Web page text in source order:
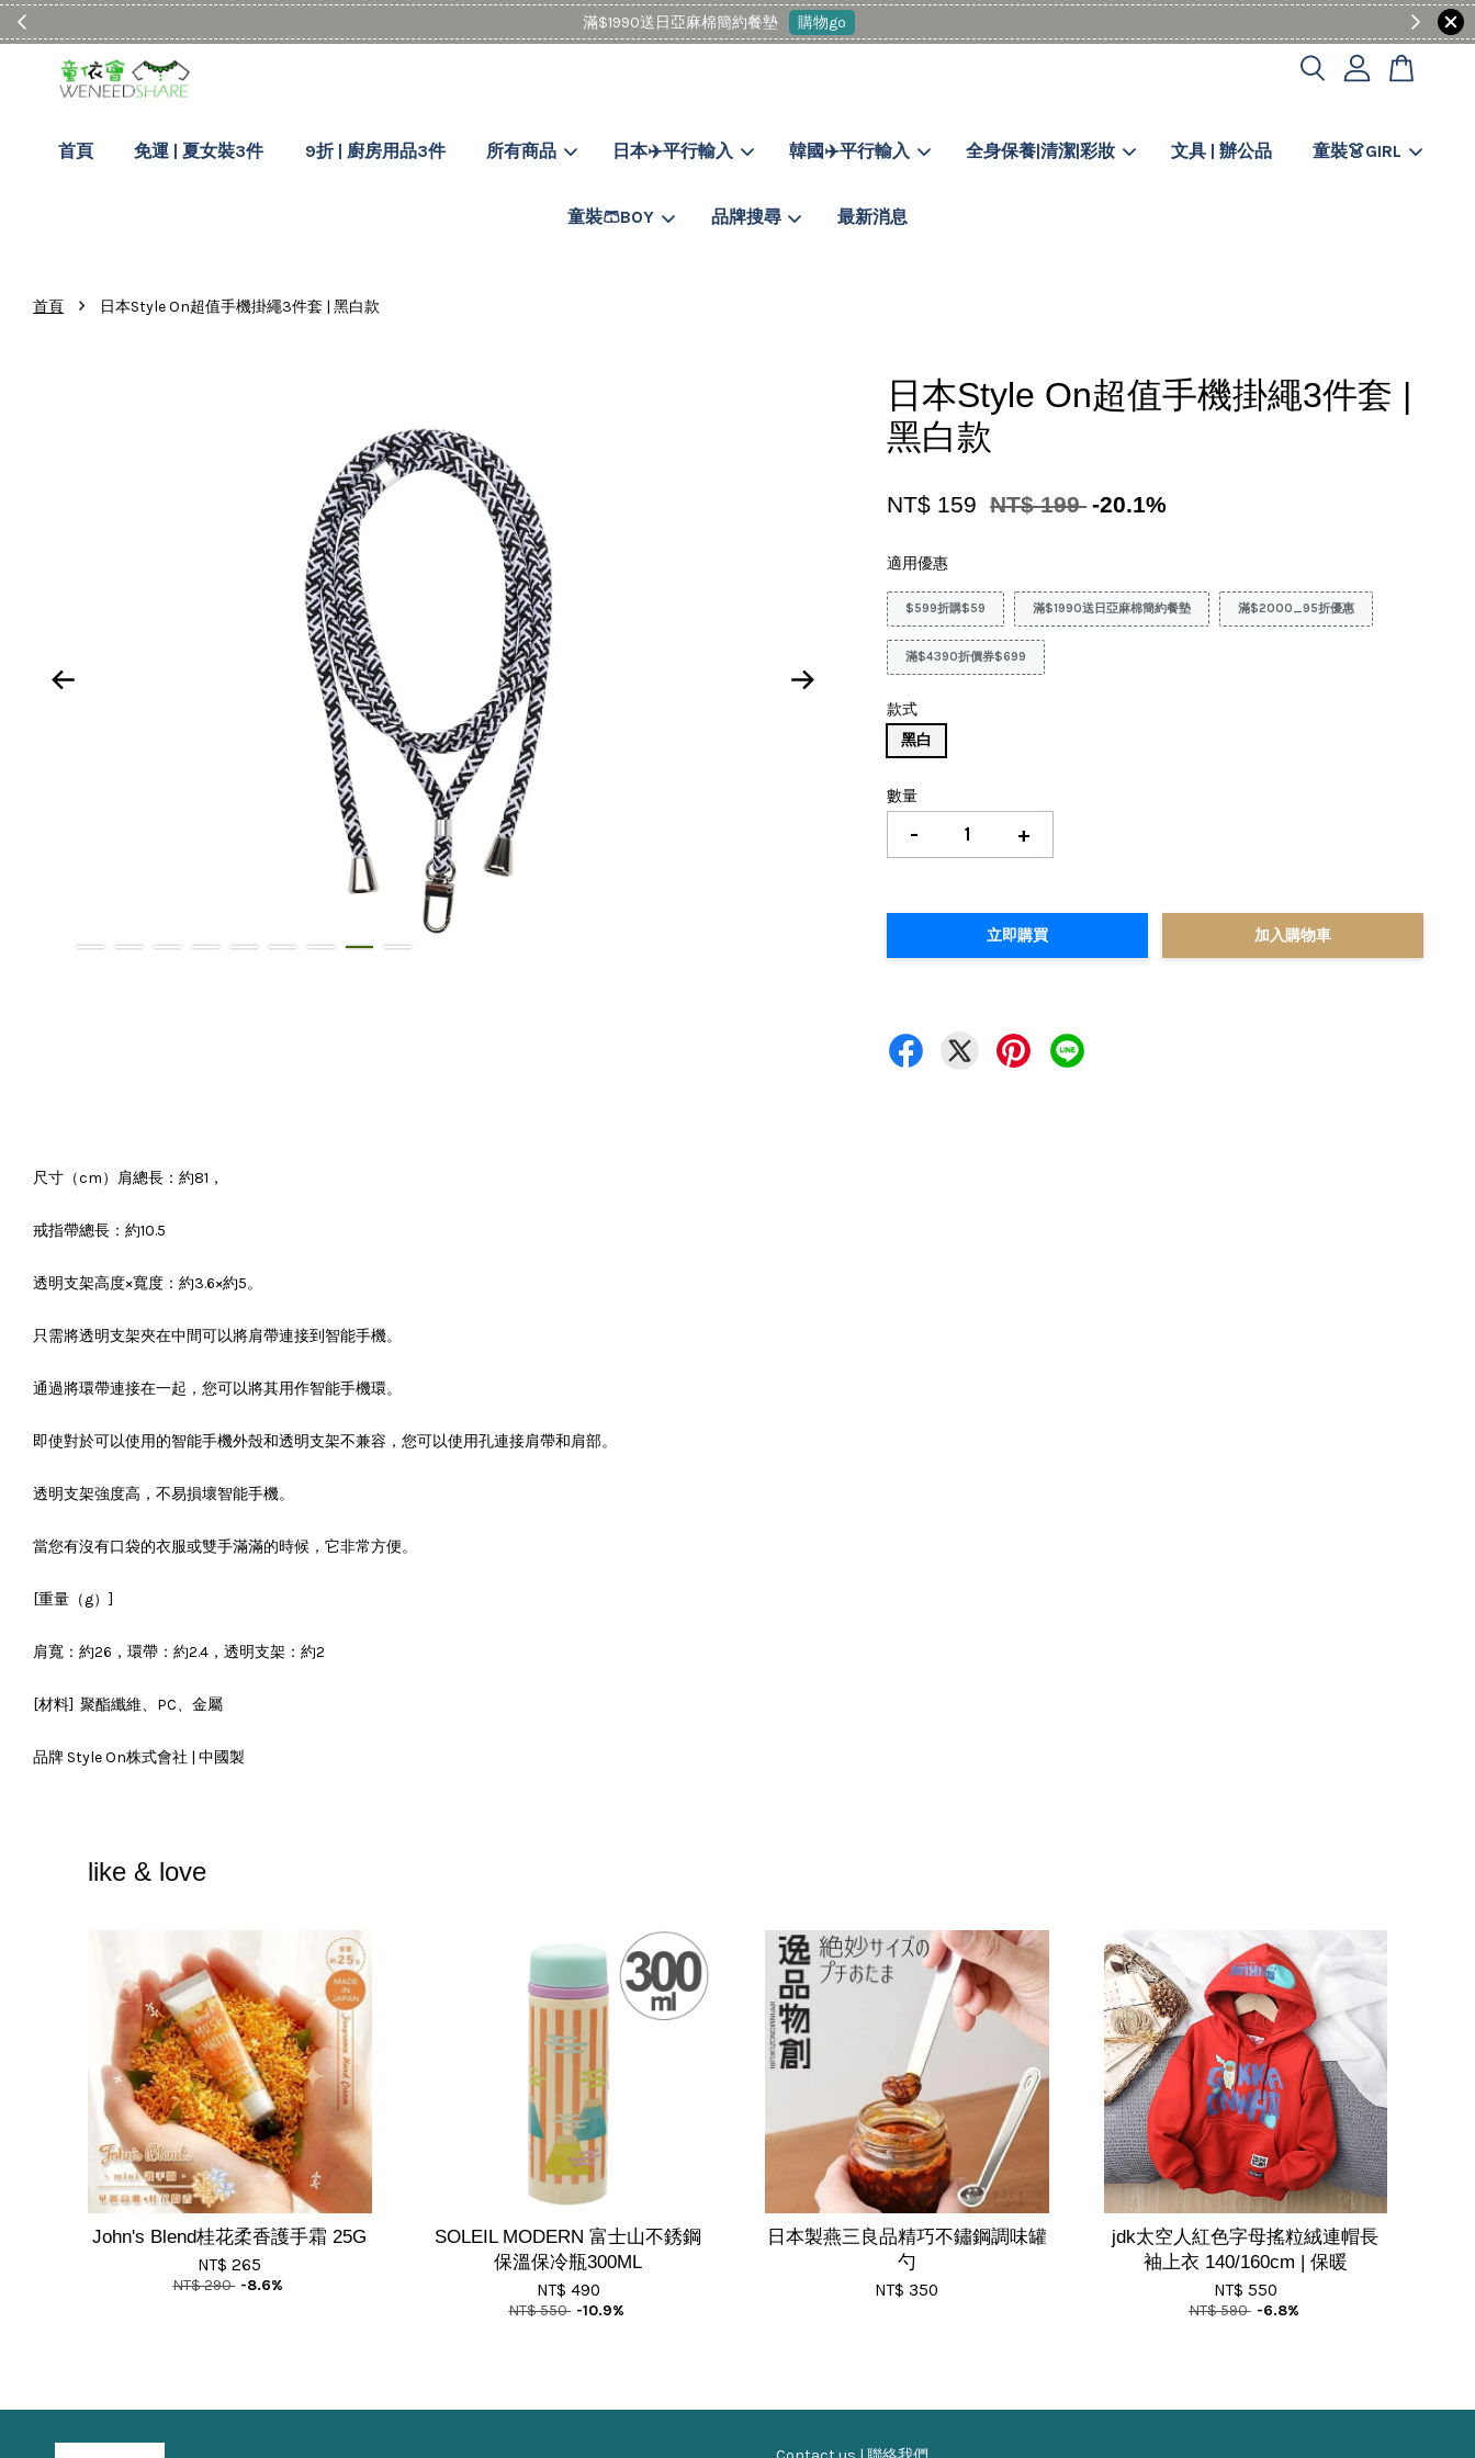
滿$1990送日亞麻棉簡約餐墊 購物go
首頁 免運 | 夏女裝3件 9折 | 廚房用品3件 所有商品 日本✈️平行輸入 韓國✈️平行輸入 全身保養|清潔|彩妝 文具 | 辦公品 童裝👗GIRL
童裝🩳BOY 品牌搜尋 最新消息
首頁 › 日本Style On超值手機掛繩3件套 | 黑白款
日本Style On超值手機掛繩3件套 |
黑白款
NT$ 159 NT$ 199 -20.1%
適用優惠
$599折購$59 滿$1990送日亞麻棉簡約餐墊 滿$2000_95折優惠
滿$4390折價券$699
款式
黑白
數量
- +
立即購買 加入購物車
尺寸（cm）肩總長：約81，
戒指帶總長：約10.5
透明支架高度×寬度：約3.6×約5。
只需將透明支架夾在中間可以將肩帶連接到智能手機。
通過將環帶連接在一起，您可以將其用作智能手機環。
即使對於可以使用的智能手機外殼和透明支架不兼容，您可以使用孔連接肩帶和肩部。
透明支架強度高，不易損壞智能手機。
當您有沒有口袋的衣服或雙手滿滿的時候，它非常方便。
[重量（g）]
肩寬：約26，環帶：約2.4，透明支架：約2
[材料] 聚酯纖維、PC、金屬
品牌 Style On株式會社 | 中國製
like & love
John's Blend桂花柔香護手霜 25G
NT$ 265
NT$ 290 -8.6%
SOLEIL MODERN 富士山不銹鋼
保溫保冷瓶300ML
NT$ 490
NT$ 550 -10.9%
日本製燕三良品精巧不鏽鋼調味罐
勺
NT$ 350
jdk太空人紅色字母搖粒絨連帽長
袖上衣 140/160cm | 保暖
NT$ 550
NT$ 590 -6.8%